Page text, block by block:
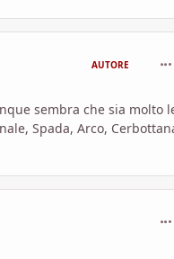
AUTORE
sembra che sia molto
Spada, Arco,